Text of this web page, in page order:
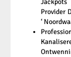
Provider
‘